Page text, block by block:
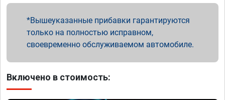
Вышеуказанные прибавки гарантируются
только на полностью исправном,
своевременно обслуживаемом автомобиле.
Включено в стоимость: